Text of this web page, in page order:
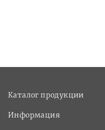
Каталог продукции
Информация